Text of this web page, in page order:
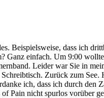
Beispielsweise, dass ich
Ganz einfach. Um 9:00
Leider war Sie in
Zurück zum See.
ich, dass ich durch den
Pain nicht spurlos vorüber